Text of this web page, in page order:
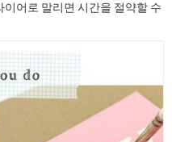
이어로 말리면 시간을 절약할 수